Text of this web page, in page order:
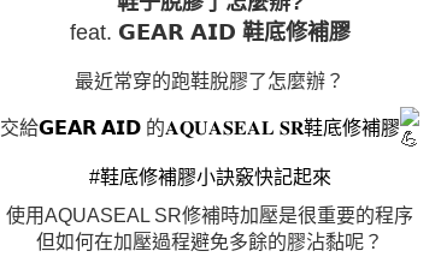
feat. 𝗚𝗘𝗔𝗥 𝗔𝗜𝗗 鞋底修補膠
最近常穿的跑鞋脫膠了怎麼辦？
交給𝗚𝗘𝗔𝗥 𝗔𝗜𝗗 的𝐀𝐐𝐔𝐀𝐒𝐄𝐀𝐋 𝐒𝐑鞋底修補膠
#鞋底修補膠小訣竅快記起來
使用AQUASEAL SR修補時加壓是很重要的程序
但如何在加壓過程避免多餘的膠沾黏呢？